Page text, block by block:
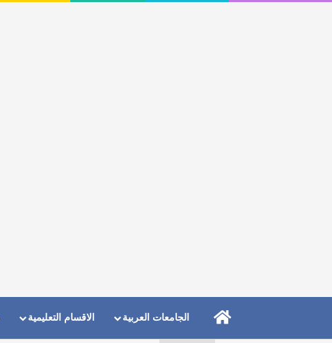
الرئيسيةالجامعات العربية الاقسام التعليمية